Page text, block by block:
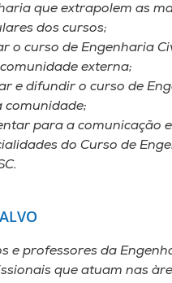
que extrapolem as
dos cursos;
o curso de Engenharia
externa;
e difundir o curso de
comunidade;
para a comunicação
do Curso de
e professores da
que atuam nas